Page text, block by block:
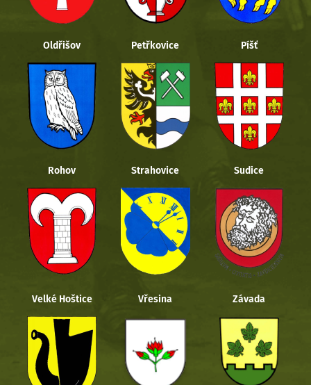
Oldřišov Petřkovice Píšť
Rohov Strahovice Sudice
Velké Hoštice Vřesina Závada